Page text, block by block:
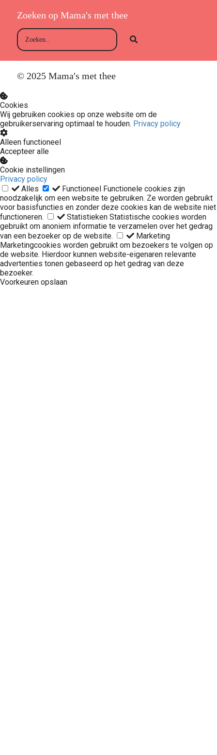
Zoeken op Mama's met thee
© 2025 Mama's met thee
Cookies
Wij gebruiken cookies op onze website om de
gebruikerservaring optimaal te houden. Privacy policy
Alleen functioneel
Accepteer alle
Cookie instellingen
Privacy policy
Alles
Functioneel Functionele cookies zijn
noodzakelijk om een website te gebruiken. Ze worden gebruikt
voor basisfuncties en zonder deze cookies kan de website niet
functioneren.
Statistieken Statistische cookies worden
gebruikt om anoniem informatie te verzamelen over het gedrag
van een bezoeker op de website.
Marketing
Marketingcookies worden gebruikt om bezoekers te volgen op
de website. Hierdoor kunnen website-eigenaren relevante
advertenties tonen gebaseerd op het gedrag van deze
bezoeker.
Voorkeuren opslaan